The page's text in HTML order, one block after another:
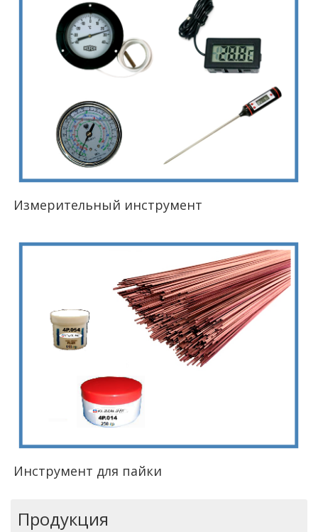
Измерительный инструмент
Инструмент для пайки
Продукция